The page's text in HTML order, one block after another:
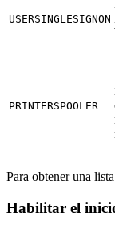
USERSINGLESIGNON
PRINTERSPOOLER
Para obtener una
Habilitar el